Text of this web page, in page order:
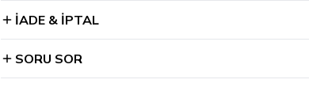
İADE & İPTAL
SORU SOR